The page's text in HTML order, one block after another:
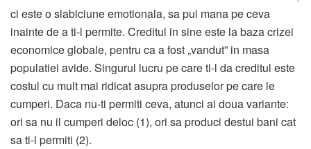
ci este o slabiciune emotionala, sa pui mana pe ceva
inainte de a ti-l permite. Creditul in sine este la baza crizei
economice globale, pentru ca a fost „vandut” in masa
populatiei avide. Singurul lucru pe care ti-l da creditul este
costul cu mult mai ridicat asupra produselor pe care le
cumperi. Daca nu-ti permiti ceva, atunci ai doua variante:
ori sa nu il cumperi deloc (1), ori sa produci destui bani cat
sa ti-l permiti (2).